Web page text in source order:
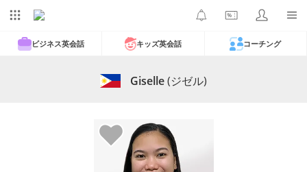
ビジネス英会話 キッズ英会話 コーチング
Giselle(ジゼル)